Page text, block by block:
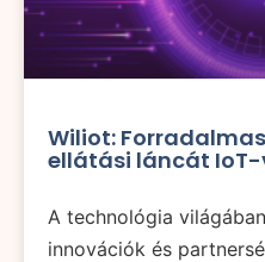
Wiliot:
ellátási láncát
A technológia
innovációk és